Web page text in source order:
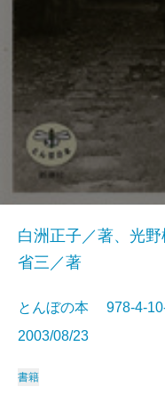
白洲正子／著、光
省三／著
とんぼの本 978-4-
2003/08/23
書籍